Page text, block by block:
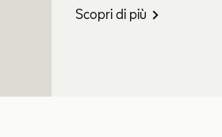
Scopri di più